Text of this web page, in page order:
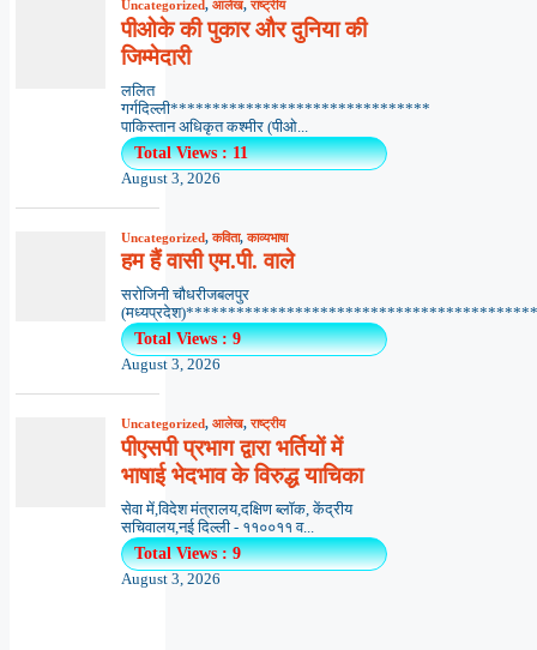
Uncategorized, आलेख,राष्ट्रीय
पीओके की पुकार और दुनिया की
जिम्मेदारी
ललित
गर्गदिल्ली*******************************
पाकिस्तान अधिकृत कश्मीर (पीओ...
Total Views : 11
August 3, 2026
Uncategorized,कविता,काव्यभाषा
हम हैं वासी एम.पी. वाले
सरोजिनी चौधरीजबलपुर
Total Views : 9
August 3, 2026
Uncategorized, आलेख,राष्ट्रीय
पीएसपी प्रभाग द्वारा भर्तियों में
भाषाई भेदभाव के विरुद्ध याचिका
सेवा में,विदेश मंत्रालय,दक्षिण ब्लॉक, केंद्रीय
सचिवालय,नई दिल्ली - ११००११ व...
Total Views : 9
August 3, 2026